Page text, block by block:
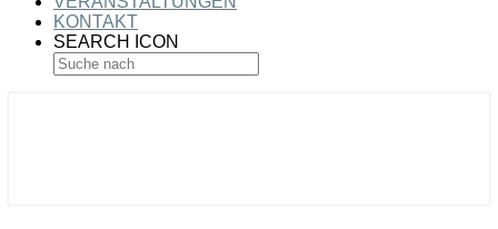
KONTAKT
SEARCH ICON